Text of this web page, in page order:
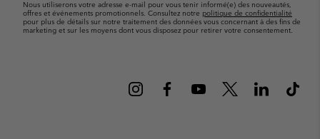
Nous utiliserons votre adresse e-mail pour vous tenir informé(e) des nouveautés,
offres et événements promotionnels. Consultez notre politique de confidentialité
pour plus de détails sur notre traitement des données vous concernant à des fins de
marketing et sur les moyens dont vous disposez pour retirer votre consentement.